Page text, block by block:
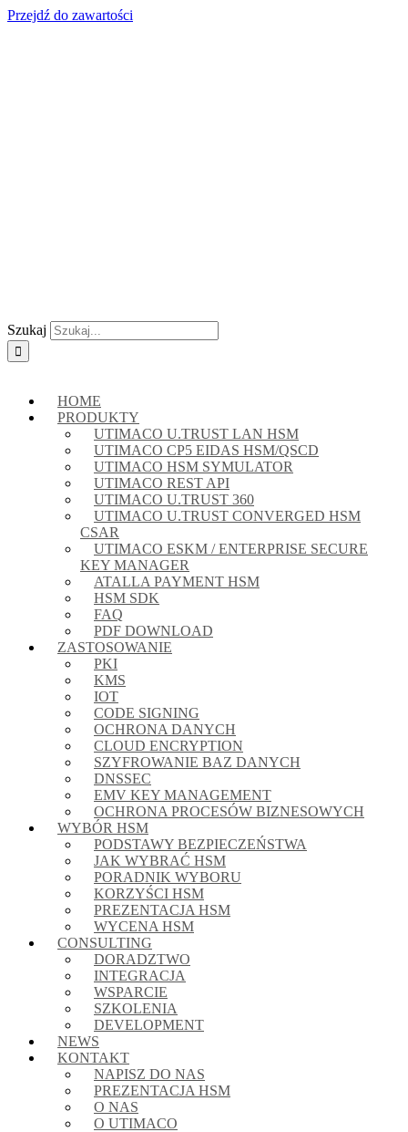
Przejdź do zawartości
Szukaj
HOME
PRODUKTY
UTIMACO U.TRUST LAN HSM
UTIMACO CP5 EIDAS HSM/QSCD
UTIMACO HSM SYMULATOR
UTIMACO REST API
UTIMACO U.TRUST 360
UTIMACO U.TRUST CONVERGED HSM
CSAR
UTIMACO ESKM / ENTERPRISE SECURE
KEY MANAGER
ATALLA PAYMENT HSM
HSM SDK
FAQ
PDF DOWNLOAD
ZASTOSOWANIE
PKI
KMS
IOT
CODE SIGNING
OCHRONA DANYCH
CLOUD ENCRYPTION
SZYFROWANIE BAZ DANYCH
DNSSEC
EMV KEY MANAGEMENT
OCHRONA PROCESÓW BIZNESOWYCH
WYBÓR HSM
PODSTAWY BEZPIECZEŃSTWA
JAK WYBRAĆ HSM
PORADNIK WYBORU
KORZYŚCI HSM
PREZENTACJA HSM
WYCENA HSM
CONSULTING
DORADZTWO
INTEGRACJA
WSPARCIE
SZKOLENIA
DEVELOPMENT
NEWS
KONTAKT
NAPISZ DO NAS
PREZENTACJA HSM
O NAS
O UTIMACO